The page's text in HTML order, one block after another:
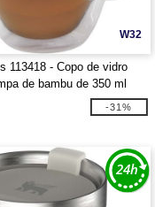
W32
113418 - Copo de vidro
de bambu de 350 ml
-31%